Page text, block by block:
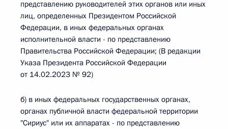
представлению руководителей этих органов или иных
лиц, определенных Президентом Российской
Федерации, в иных федеральных органах
исполнительной власти - по представлению
Правительства Российской Федерации; (В редакции
Указа Президента Российской Федерации
от 14.02.2023 № 92)
б) в иных федеральных государственных органах,
органах публичной власти федеральной территории
"Сириус" или их аппаратах - по представлению